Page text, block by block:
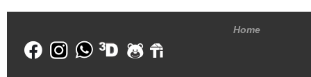
Home